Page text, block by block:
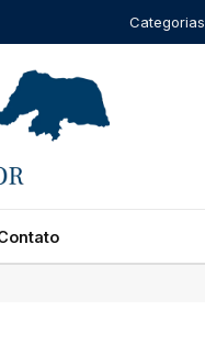
Categorias